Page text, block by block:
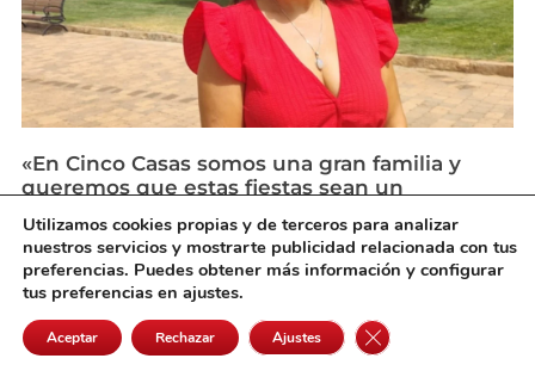
«En Cinco Casas somos una gran familia y
queremos que estas fiestas sean un
agosto 3, 2026
Utilizamos cookies propias y de terceros para analizar
nuestros servicios y mostrarte publicidad relacionada con tus
preferencias. Puedes obtener más información y configurar
tus preferencias en ajustes.
Aceptar Rechazar Ajustes Cerrar el banner de